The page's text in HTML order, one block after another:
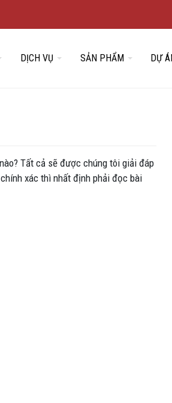
DỊCH VỤ SẢN PHẨM DỰ
Tất cả sẽ được chúng tôi giải đáp
xác thì nhất định phải đọc bài